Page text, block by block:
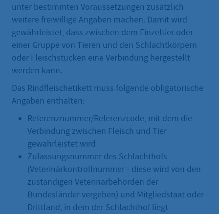
unter bestimmten Voraussetzungen zusätzlich
weitere freiwillige Angaben machen. Damit wird
gewährleistet, dass zwischen dem Einzeltier oder
einer Gruppe von Tieren und den Schlachtkörpern
oder Fleischstücken eine Verbindung hergestellt
werden kann.
Das Rindfleischetikett muss folgende obligatorische
Angaben enthalten:
Referenznummer/Referenzcode, mit dem die
Verbindung zwischen Fleisch und Tier
gewährleistet wird
Zulassungsnummer des Schlachthofs
(Veterinärkontrollnummer - diese wird von den
zuständigen Veterinärbehörden der
Bundesländer vergeben) und Mitgliedstaat oder
Drittland, in dem der Schlachthof liegt